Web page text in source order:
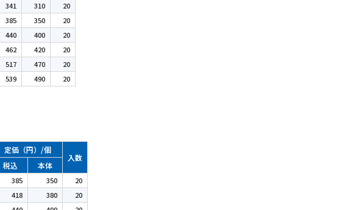
341 310
20
385 350
20
440 400
20
462 420
20
517 470
20
539 490 20
定価（円）/個
入数
税込 本体
385 350
20
418 380
20